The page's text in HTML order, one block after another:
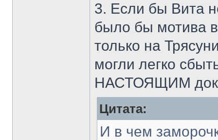
3. Если бы Вита
было бы мотива
только на
могли легко
НАСТОЯЩИМ
Цитата:
И в чем